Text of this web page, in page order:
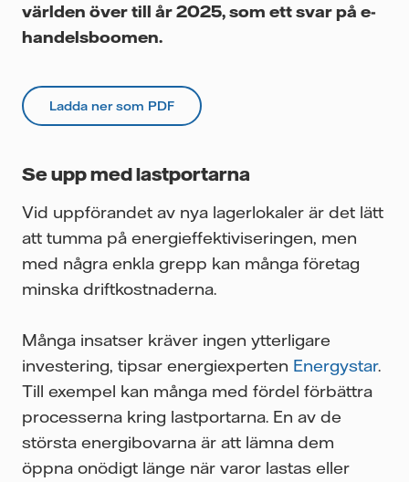
världen över till år 2025, som ett svar på e-
handelsboomen.
Ladda ner som PDF
Se upp med lastportarna
Vid uppförandet av nya lagerlokaler är det lätt
att tumma på energieffektiviseringen, men
med några enkla grepp kan många företag
minska driftkostnaderna.
Många insatser kräver ingen ytterligare
investering, tipsar energiexperten Energystar.
Till exempel kan många med fördel förbättra
processerna kring lastportarna. En av de
största energibovarna är att lämna dem
öppna onödigt länge när varor lastas eller